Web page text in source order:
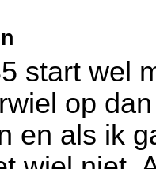
start wel
op
en als ik